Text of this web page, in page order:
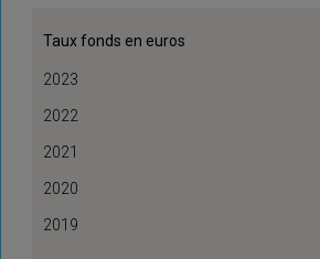
Taux fonds en euros
2023
2022
2021
2020
2019